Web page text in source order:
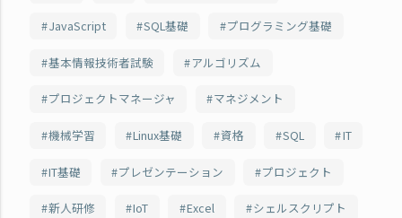
JavaScript SQL基礎 プログラミング基礎
基本情報技術者試験 アルゴリズム
プロジェクトマネージャ マネジメント
機械学習 Linux基礎 資格 SQL IT
IT基礎 プレゼンテーション プロジェクト
新人研修 IoT Excel シェルスクリプト